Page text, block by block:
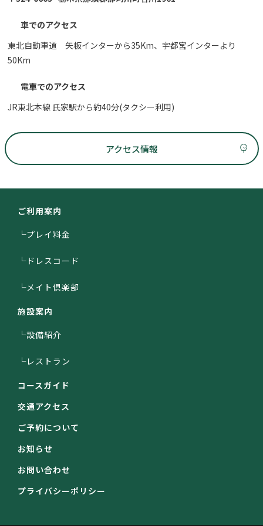
車でのアクセス
東北自動車道 矢板インターから35Km、宇都宮インターより
50Km
電車でのアクセス
JR東北本線 氏家駅から約40分(タクシー利用)
アクセス情報
ご利用案内
└プレイ料金
└ドレスコード
└メイト倶楽部
施設案内
└設備紹介
└レストラン
コースガイド
交通アクセス
ご予約について
お知らせ
お問い合わせ
プライバシーポリシー